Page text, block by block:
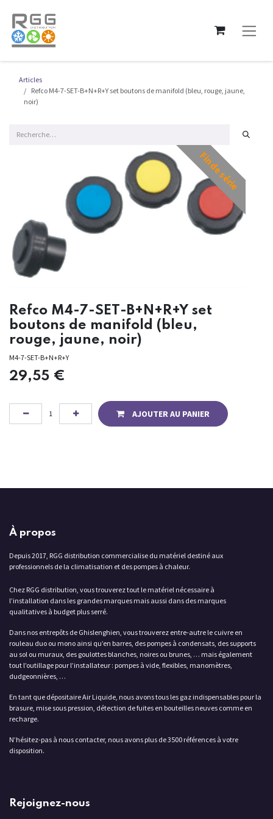
Articles
Refco M4-7-SET-B+N+R+Y set boutons de manifold (bleu, rouge, jaune,
noir)
Fin de série
Refco M4-7-SET-B+N+R+Y set
boutons de manifold (bleu,
rouge, jaune, noir)
M4-7-SET-B+N+R+Y
29,55 €
AJOUTER AU PANIER
À propos
Depuis 2017, RGG distribution commercialise du matériel destiné aux
professionnels de la climatisation et des pompes à chaleur.
Chez RGG distribution, vous trouverez tout le matériel nécessaire à
l’installation dans les grandes marques mais aussi dans des marques
qualitatives à budget plus serré.
Dans nos entrepôts de Ghislenghien, vous trouverez entre-autre le cuivre en
rouleau duo ou mono ainsi qu’en barres, des pompes à condensats, des supports
au sol ou muraux, des goulottes blanches, noires ou brunes, … mais également
tout l’outillage pour l’installateur : pompes à vide, flexibles, manomètres,
dudgeonnières, …
En tant que dépositaire Air Liquide, nous avons tous les gaz indispensables pour la
brasure, mise sous pression, détection de fuites en bouteilles neuves comme en
recharge.
N’hésitez-pas à nous contacter, nous avons plus de 3500 références à votre
disposition.
Rejoignez-nous